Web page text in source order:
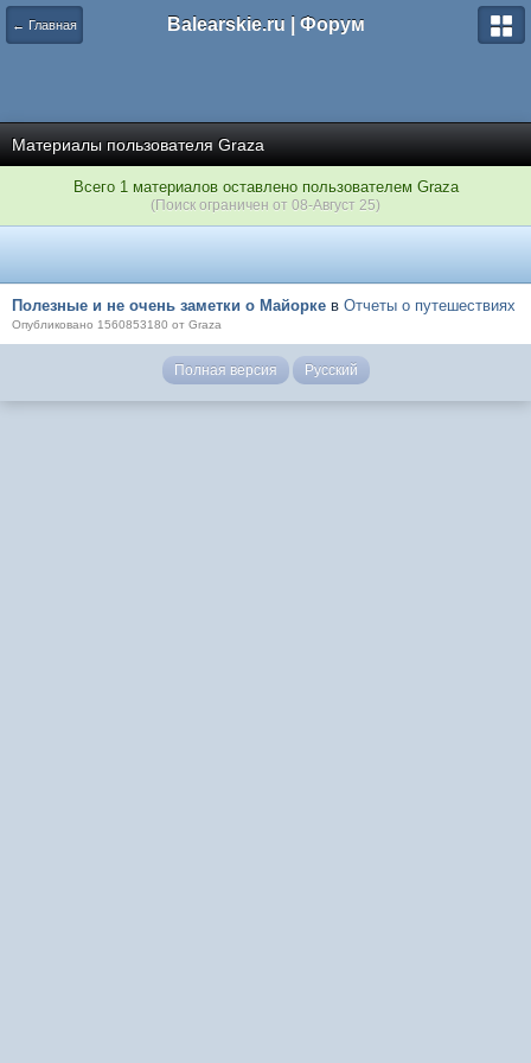
← Главная Balearskie.ru | Форум
Материалы пользователя Graza
Всего 1 материалов оставлено пользователем Graza
(Поиск ограничен от 08-Август 25)
Полезные и не очень заметки о Майорке в Отчеты о путешествиях
Опубликовано 1560853180 от Graza
Полная версия Русский